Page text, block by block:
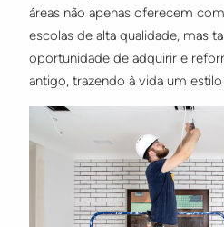
áreas não apenas oferecem
escolas de alta qualidade, mas
oportunidade de adquirir e
antigo, trazendo à vida um